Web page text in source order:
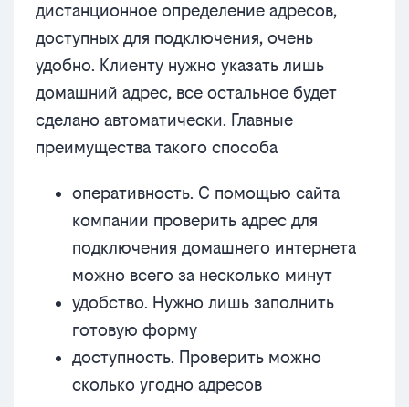
дистанционное определение адресов,
доступных для подключения, очень
удобно. Клиенту нужно указать лишь
домашний адрес, все остальное будет
сделано автоматически. Главные
преимущества такого способа
оперативность. С помощью сайта
компании проверить адрес для
подключения домашнего интернета
можно всего за несколько минут
удобство. Нужно лишь заполнить
готовую форму
доступность. Проверить можно
сколько угодно адресов